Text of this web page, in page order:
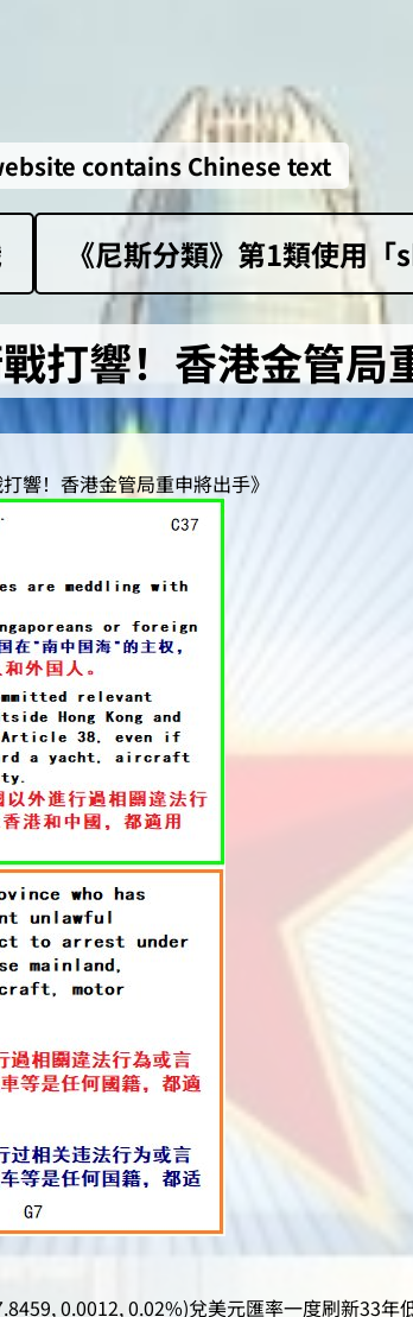
contains Chinese text
《尼斯分類》第1類‌使用「
打響！香港金管局
響！香港金管局重申將出手》
0.0012, 0.02%)兌美元匯率一度刷新33